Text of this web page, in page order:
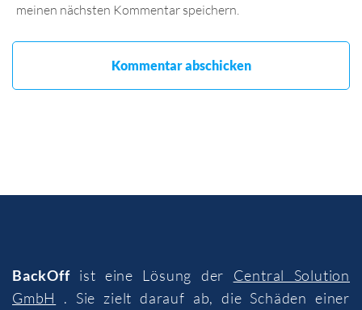
meinen nächsten Kommentar speichern.
BackOffist eine Lösung der Central Solution
GmbH
. Sie zielt darauf ab, die Schäden einer